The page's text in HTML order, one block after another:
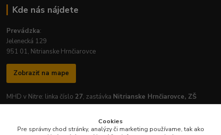
Kde nás nájdete
Prevádzka:
Jelenecká 129
951 01, Nitrianske Hrnčiarovce
Zobraziť na mape
MHD v Nitre: linka číslo 27, zastávka Nitrianske Hrnčiarovce, ZŠ
Cookies
Pre správny chod stránky, analýzy či marketing používame, tak ako